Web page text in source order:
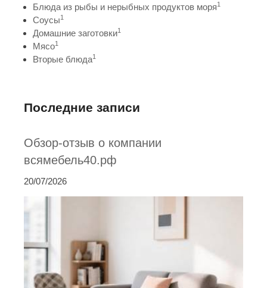
Блюда из рыбы и нерыбных продуктов моря1
Соусы1
Домашние заготовки1
Мясо1
Вторые блюда1
Последние записи
Обзор-отзыв о компании
всямебель40.рф
20/07/2026